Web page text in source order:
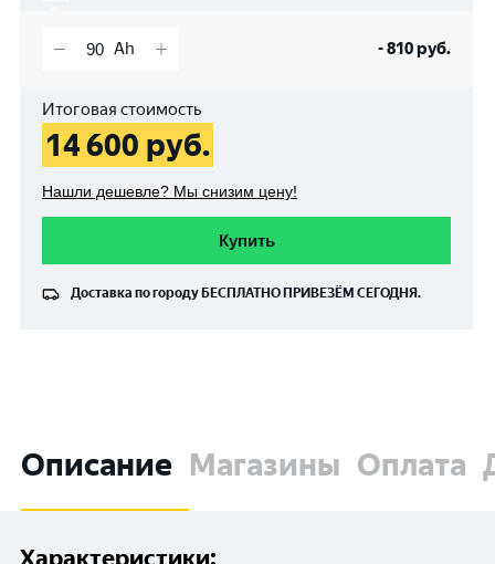
-810руб.
Итоговая стоимость
14 600 руб.
Нашли дешевле? Мы снизим цену!
Купить
Доставка по городу БЕСПЛАТНО ПРИВЕЗЁМ СЕГОДНЯ.
Описание Магазины Оплата
Характеристики: